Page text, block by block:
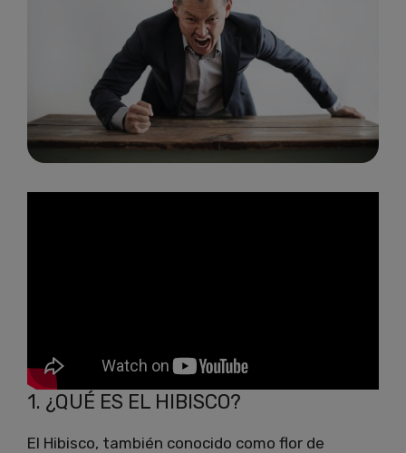
1. ¿QUÉ ES EL HIBISCO?
El Hibisco, también conocido como flor de